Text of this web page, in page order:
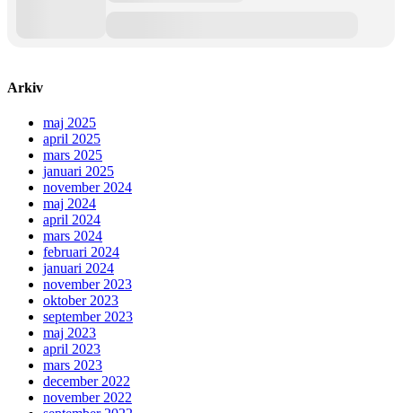
Arkiv
maj 2025
april 2025
mars 2025
januari 2025
november 2024
maj 2024
april 2024
mars 2024
februari 2024
januari 2024
november 2023
oktober 2023
september 2023
maj 2023
april 2023
mars 2023
december 2022
november 2022